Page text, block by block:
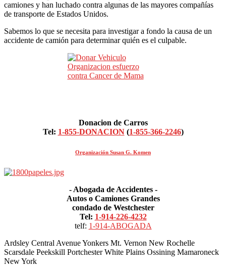
camiones y han luchado contra algunas de las mayores compañías
de transporte de Estados Unidos.
Sabemos lo que se necesita para investigar a fondo la causa de un
accidente de camión para determinar quién es el culpable.
Donacion de Carros
Tel: 1-855-DONACION(1-855-366-2246)
Organización Susan G. Komen
- Abogada de Accidentes -
Autos o Camiones Grandes
condado de Westchester
Tel: 1-914-226-4232
telf: 1-914-ABOGADA
Ardsley Central Avenue Yonkers Mt. Vernon New Rochelle
Scarsdale Peekskill Portchester White Plains Ossining Mamaroneck
New York